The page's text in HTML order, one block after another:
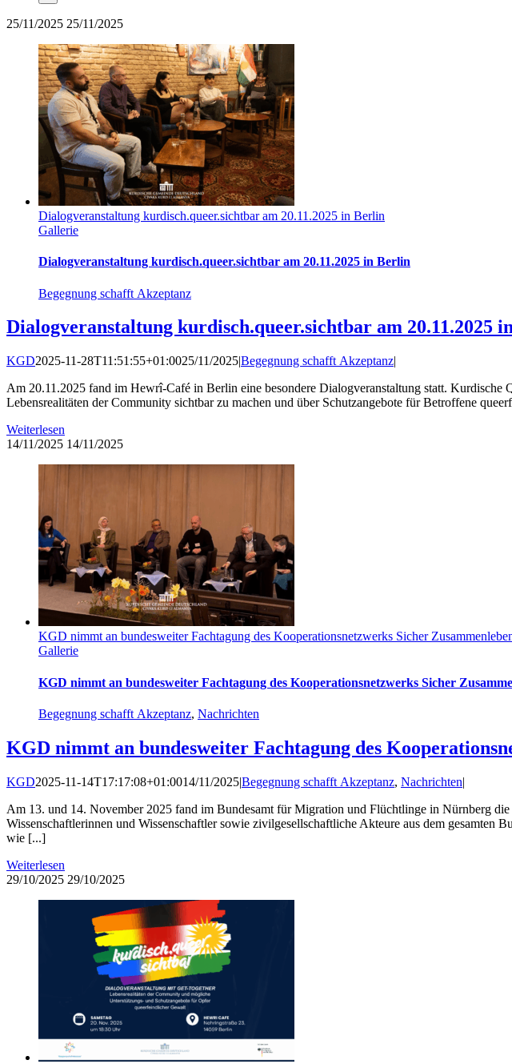
25/11/2025 25/11/2025
Dialogveranstaltung kurdisch.queer.sichtbar am 20.11.2025 in Berlin
Gallerie
Dialogveranstaltung kurdisch.queer.sichtbar am 20.11.2025 in Berlin
Begegnung schafft Akzeptanz
Dialogveranstaltung kurdisch.queer.sichtbar am 20.11.2025
KGD2025-11-28T11:51:55+01:0025/11/2025|Begegnung schafft Akzeptanz|
Am 20.11.2025 fand im Hewrî-Café in Berlin eine besondere Dialogveranstaltung statt.
Lebensrealitäten der Community sichtbar zu machen und über Schutzangebote für Betroffene
Weiterlesen
14/11/2025 14/11/2025
KGD nimmt an bundesweiter Fachtagung des Kooperationsnetzwerks Sicher
Gallerie
KGD nimmt an bundesweiter Fachtagung des Kooperationsnetzwerks Sicher
Begegnung schafft Akzeptanz, Nachrichten
KGD nimmt an bundesweiter Fachtagung des
KGD2025-11-14T17:17:08+01:0014/11/2025|Begegnung schafft Akzeptanz, Nachrichten|
Am 13. und 14. November 2025 fand im Bundesamt für Migration und Flüchtlinge in Nürnberg
Wissenschaftlerinnen und Wissenschaftler sowie zivilgesellschaftliche Akteure aus dem gesamten
wie [...]
Weiterlesen
29/10/2025 29/10/2025